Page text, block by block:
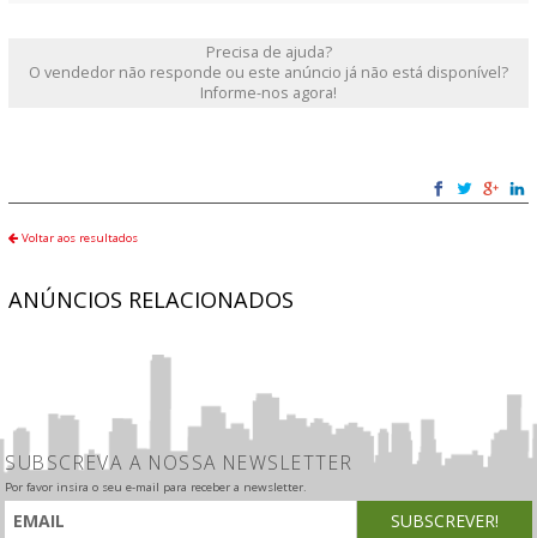
Precisa de ajuda?
O vendedor não responde ou este anúncio já não está disponível?
Informe-nos agora!
Voltar aos resultados
ANÚNCIOS RELACIONADOS
SUBSCREVA A NOSSA NEWSLETTER
Por favor insira o seu e-mail para receber a newsletter.